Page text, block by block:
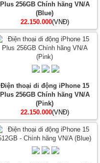
Plus 256GB Chính hãng VN/A
(Blue)
22.150.000(VNĐ)
Điện thoại di động iPhone 15
Plus 256GB Chính hãng VN/A
(Pink)
22.150.000(VNĐ)